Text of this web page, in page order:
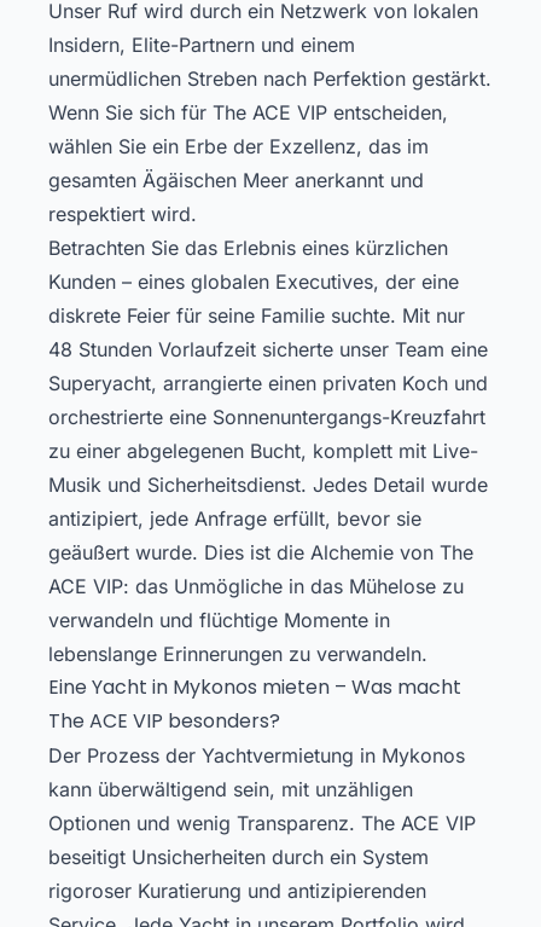
Unser Ruf wird durch ein Netzwerk von lokalen
Insidern, Elite-Partnern und einem
unermüdlichen Streben nach Perfektion gestärkt.
Wenn Sie sich für The ACE VIP entscheiden,
wählen Sie ein Erbe der Exzellenz, das im
gesamten Ägäischen Meer anerkannt und
respektiert wird.
Betrachten Sie das Erlebnis eines kürzlichen
Kunden – eines globalen Executives, der eine
diskrete Feier für seine Familie suchte. Mit nur
48 Stunden Vorlaufzeit sicherte unser Team eine
Superyacht, arrangierte einen privaten Koch und
orchestrierte eine Sonnenuntergangs-Kreuzfahrt
zu einer abgelegenen Bucht, komplett mit Live-
Musik und Sicherheitsdienst. Jedes Detail wurde
antizipiert, jede Anfrage erfüllt, bevor sie
geäußert wurde. Dies ist die Alchemie von The
ACE VIP: das Unmögliche in das Mühelose zu
verwandeln und flüchtige Momente in
lebenslange Erinnerungen zu verwandeln.
Eine Yacht in Mykonos mieten – Was macht
The ACE VIP besonders?
Der Prozess der Yachtvermietung in Mykonos
kann überwältigend sein, mit unzähligen
Optionen und wenig Transparenz. The ACE VIP
beseitigt Unsicherheiten durch ein System
rigoroser Kuratierung und antizipierenden